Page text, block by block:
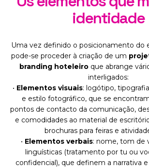
identidade
Uma vez definido o posicionamento do
pode-se proceder à criação de um
branding hoteleiroque abrange
interligados:
• Elementos visuais: logótipo,
e estilo fotográfico, que se
pontos de contacto da comunicação,
e comodidades ao material de
brochuras para feiras e
• Elementos verbais: nome, tom de
linguísticas (tratamento por tu ou
confidencial), que definem a narrativa